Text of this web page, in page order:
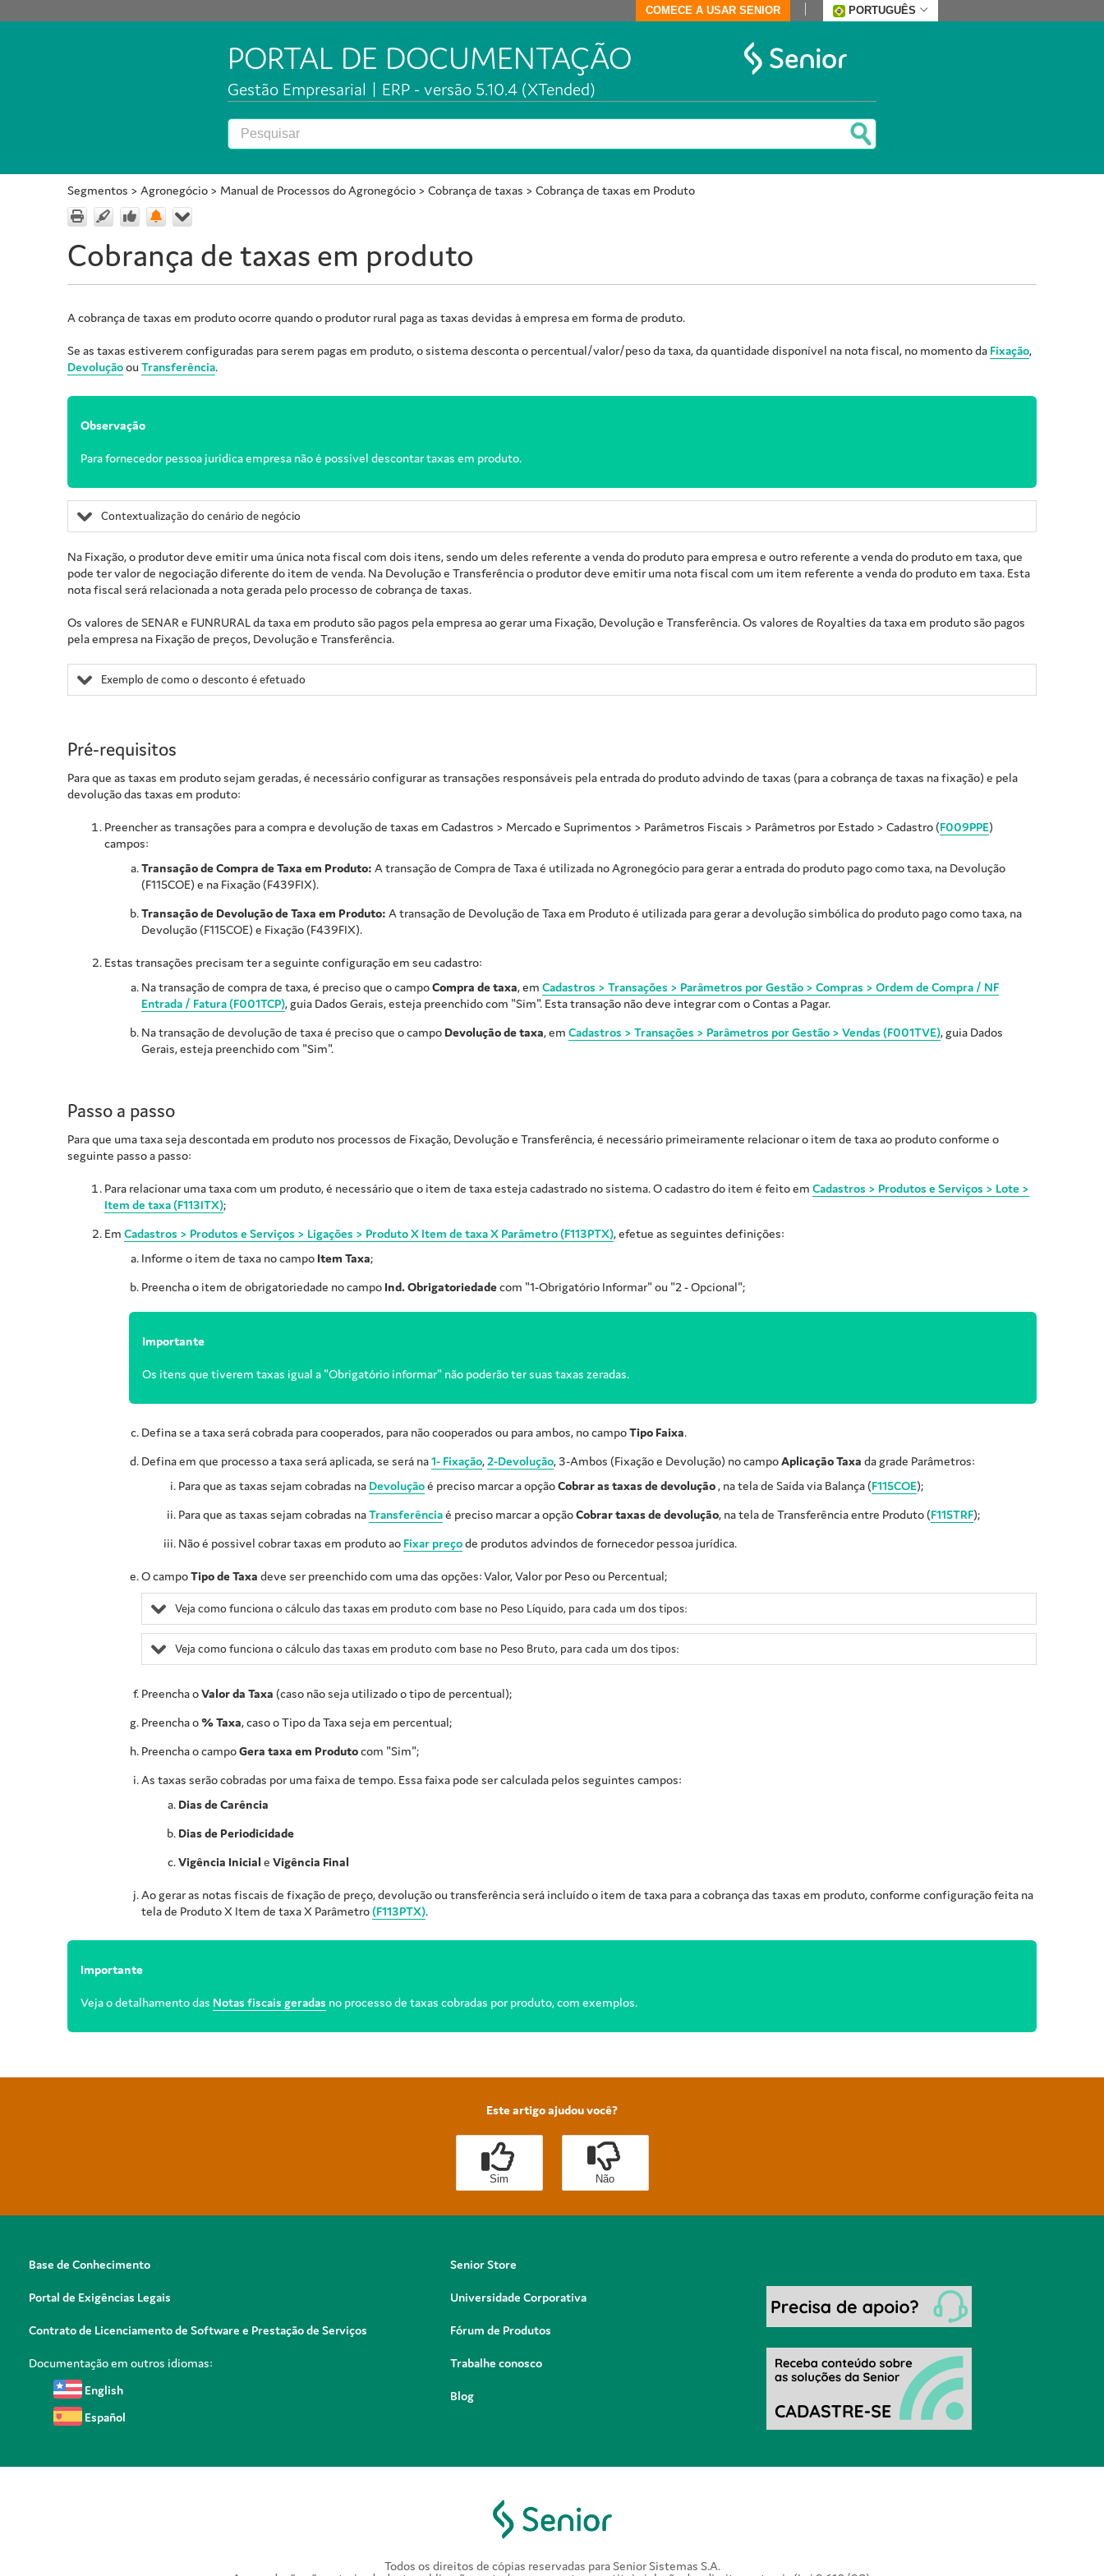
COMECE A USAR SENIOR PORTUGUÊS
PORTAL DE DOCUMENTAÇÃO
Gestão Empresarial | ERP - versão 5.10.4 (XTended)
Segmentos > Agronegócio > Manual de Processos do Agronegócio > Cobrança de taxas > Cobrança de taxas em Produto
Cobrança de taxas em produto
A cobrança de taxas em produto ocorre quando o produtor rural paga as taxas devidas à empresa em forma de produto.
Se as taxas estiverem configuradas para serem pagas em produto, o sistema desconta o percentual/valor/peso da taxa, da quantidade disponível na nota fiscal, no momento da Fixação,
Devoluçãoou Transferência.
Observação
Para fornecedor pessoa jurídica empresa não é possível descontar taxas em produto.
Contextualização do cenário de negócio
Na Fixação, o produtor deve emitir uma única nota fiscal com dois itens, sendo um deles referente a venda do produto para empresa e outro referente a venda do produto em taxa, que
pode ter valor de negociação diferente do item de venda. Na Devolução e Transferência o produtor deve emitir uma nota fiscal com um item referente a venda do produto em taxa. Esta
nota fiscal será relacionada a nota gerada pelo processo de cobrança de taxas.
Os valores de SENAR e FUNRURAL da taxa em produto são pagos pela empresa ao gerar uma Fixação, Devolução e Transferência. Os valores de Royalties da taxa em produto são pagos
pela empresa na Fixação de preços, Devolução e Transferência.
Exemplo de como o desconto é efetuado
Pré-requisitos
Para que as taxas em produto sejam geradas, é necessário configurar as transações responsáveis pela entrada do produto advindo de taxas (para a cobrança de taxas na fixação) e pela
devolução das taxas em produto:
Preencher as transações para a compra e devolução de taxas em Cadastros > Mercado e Suprimentos > Parâmetros Fiscais > Parâmetros por Estado > Cadastro (F009PPE)
campos:
Transação de Compra de Taxa em Produto: A transação de Compra de Taxa é utilizada no Agronegócio para gerar a entrada do produto pago como taxa, na Devolução
(F115COE) e na Fixação (F439FIX).
Transação de Devolução de Taxa em Produto: A transação de Devolução de Taxa em Produto é utilizada para gerar a devolução simbólica do produto pago como taxa, na
Devolução (F115COE) e Fixação (F439FIX).
Estas transações precisam ter a seguinte configuração em seu cadastro:
Na transação de compra de taxa, é preciso que o campoCompra de taxa, em Cadastros > Transações > Parâmetros por Gestão > Compras > Ordem de Compra / NF
Entrada / Fatura (F001TCP), guia Dados Gerais, esteja preenchido com "Sim". Esta transação não deve integrar com o Contas a Pagar.
Na transação de devolução de taxa é preciso que o campo Devolução de taxa, em Cadastros > Transações > Parâmetros por Gestão > Vendas (F001TVE), guia Dados
Gerais, esteja preenchido com "Sim".
Passo a passo
Para que uma taxa seja descontada em produto nos processos de Fixação, Devolução e Transferência, é necessário primeiramente relacionar o item de taxa ao produto conforme o
seguinte passo a passo:
Para relacionar uma taxa com um produto, é necessário que o item de taxa esteja cadastrado no sistema. O cadastro do item é feito em Cadastros > Produtos e Serviços > Lote >
Item de taxa (F113ITX);
Em Cadastros > Produtos e Serviços > Ligações > Produto X Item de taxa X Parâmetro (F113PTX), efetue as seguintes definições:
Informe o item de taxa no campo Item Taxa;
Preencha o item de obrigatoriedade no campo Ind. Obrigatoriedadecom "1-Obrigatório Informar" ou "2 - Opcional";
Importante
Os itens que tiverem taxas igual a "Obrigatório informar" não poderão ter suas taxas zeradas.
Defina se a taxa será cobrada para cooperados, para não cooperados ou para ambos, no campoTipo Faixa.
Defina em que processo a taxa será aplicada, se será na1- Fixação,2-Devolução, 3-Ambos (Fixação e Devolução) no campoAplicação Taxa da grade Parâmetros:
Para que as taxas sejam cobradas na Devoluçãoé preciso marcar a opçãoCobrar as taxas de devolução, na tela de Saída via Balança (F115COE);
Para que as taxas sejam cobradas naTransferênciaé preciso marcar a opçãoCobrar taxas de devolução, na tela de Transferência entre Produto (F115TRF);
Não é possivel cobrar taxas em produto ao Fixar preçode produtos advindos de fornecedor pessoa jurídica.
O campoTipo de Taxa deve ser preenchido com uma das opções: Valor, Valor por Peso ou Percentual;
Veja como funciona o cálculo das taxas em produto com base no Peso Líquido, para cada um dos tipos:
Veja como funciona o cálculo das taxas em produto com base no Peso Bruto, para cada um dos tipos:
Preencha oValor da Taxa (caso não seja utilizado o tipo de percentual);
Preencha o% Taxa, caso o Tipo da Taxa seja em percentual;
Preencha o campoGera taxa em Produtocom "Sim";
As taxas serão cobradas por uma faixa de tempo. Essa faixa pode ser calculada pelos seguintes campos:
Dias de Carência
Dias de Periodicidade
Vigência Inicial e Vigência Final
Ao gerar as notas fiscais de fixação de preço, devolução ou transferência será incluído o item de taxa para a cobrança das taxas em produto, conforme configuração feita na
tela de Produto X Item de taxa X Parâmetro(F113PTX).
Importante
Veja o detalhamento das Notas fiscais geradas no processo de taxas cobradas por produto, com exemplos.
Este artigo ajudou você?
Sim Não
Base de Conhecimento
Portal de Exigências Legais
Contrato de Licenciamento de Software e Prestação de Serviços
Documentação em outros idiomas:
English
Español
Senior Store
Universidade Corporativa
Fórum de Produtos
Trabalhe conosco
Blog
Todos os direitos de cópias reservadas para Senior Sistemas S.A.